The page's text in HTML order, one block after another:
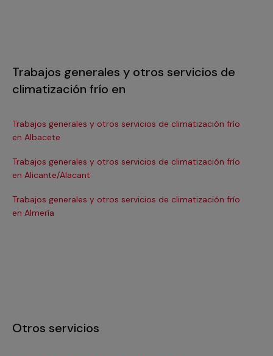
Trabajos generales y otros servicios de
climatización frío en
Trabajos generales y otros servicios de climatización frío
en Albacete
Trabajos generales y otros servicios de climatización frío
en Alicante/Alacant
Trabajos generales y otros servicios de climatización frío
en Almería
Otros servicios